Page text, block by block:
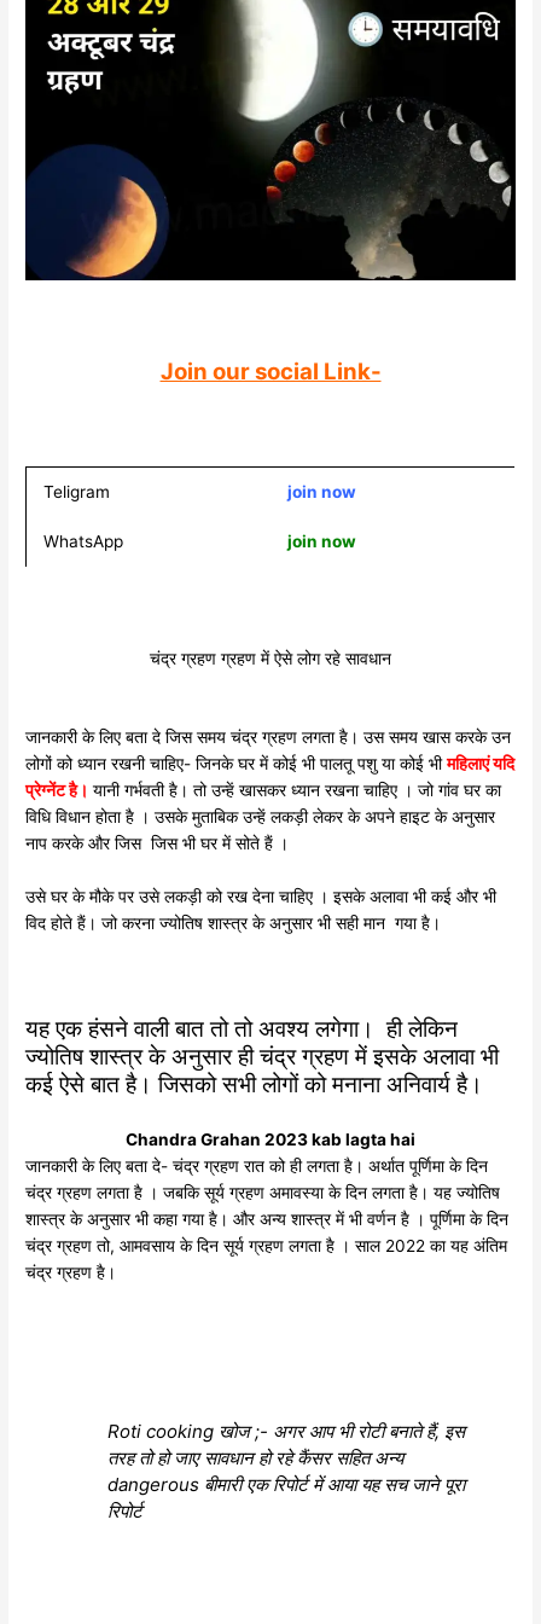
Join our social Link-
Teligram join now
WhatsApp join now
चंद्र ग्रहण ग्रहण में ऐसे लोग रहे सावधान
जानकारी के लिए बता दे जिस समय चंद्र ग्रहण लगता है। उस समय खास करके उन
लोगों को ध्यान रखनी चाहिए- जिनके घर में कोई भी पालतू पशु या कोई भीमहिलाएं यदि
प्रेग्नेंट है। यानी गर्भवती है। तो उन्हें खासकर ध्यान रखना चाहिए । जो गांव घर का
विधि विधान होता है । उसके मुताबिक उन्हें लकड़ी लेकर के अपने हाइट के अनुसार
नाप करके और जिस जिस भी घर में सोते हैं ।
उसे घर के मौके पर उसे लकड़ी को रख देना चाहिए । इसके अलावा भी कई और भी
विद होते हैं। जो करना ज्योतिष शास्त्र के अनुसार भी सही मान गया है।
यह एक हंसने वाली बात तो तो अवश्य लगेगा। ही लेकिन
ज्योतिष शास्त्र के अनुसार ही चंद्र ग्रहण में इसके अलावा भी
कई ऐसे बात है। जिसको सभी लोगों को मनाना अनिवार्य है।
Chandra Grahan 2023 kab lagta hai
जानकारी के लिए बता दे- चंद्र ग्रहण रात को ही लगता है। अर्थात पूर्णिमा के दिन
चंद्र ग्रहण लगता है । जबकि सूर्य ग्रहण अमावस्या के दिन लगता है। यह ज्योतिष
शास्त्र के अनुसार भी कहा गया है। और अन्य शास्त्र में भी वर्णन है । पूर्णिमा के दिन
चंद्र ग्रहण तो, आमवसाय के दिन सूर्य ग्रहण लगता है । साल 2022 का यह अंतिम
चंद्र ग्रहण है।
Roti cooking खोज ;- अगर आप भी रोटी बनाते हैं, इस
तरह तो हो जाए सावधान हो रहे कैंसर सहित अन्य
dangerous बीमारी एक रिपोर्ट में आया यह सच जाने पूरा
रिपोर्ट